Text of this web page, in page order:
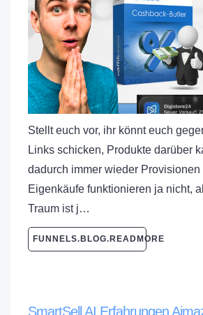
Stellt euch vor, ihr könnt euch
Links schicken, Produkte darüber
dadurch immer wieder Provisionen
Eigenkäufe funktionieren ja nicht,
Traum ist j…
FUNNELS.BLOG.READMORE
SmartSell AI Erfahrungen